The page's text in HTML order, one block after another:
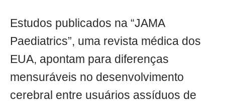
Estudos publicados na “JAMA
Paediatrics”, uma revista médica dos
EUA, apontam para diferenças
mensuráveis no desenvolvimento
cerebral entre usuários assíduos de